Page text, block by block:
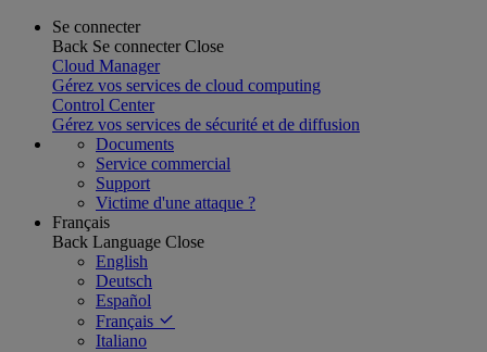
Se connecter
Back Se connecter Close
Cloud Manager
Gérez vos services de cloud computing
Control Center
Gérez vos services de sécurité et de diffusion
Documents
Service commercial
Support
Victime d'une attaque ?
Français
Back Language Close
English
Deutsch
Español
Français
Italiano